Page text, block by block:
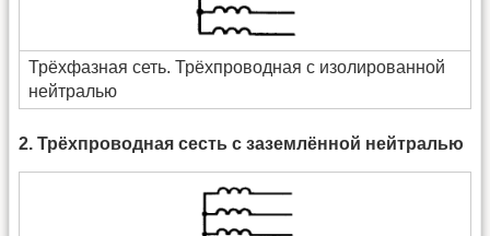
Трёхфазная сеть. Трёхпроводная с изолированной
нейтралью
2. Трёхпроводная сесть с заземлённой нейтралью